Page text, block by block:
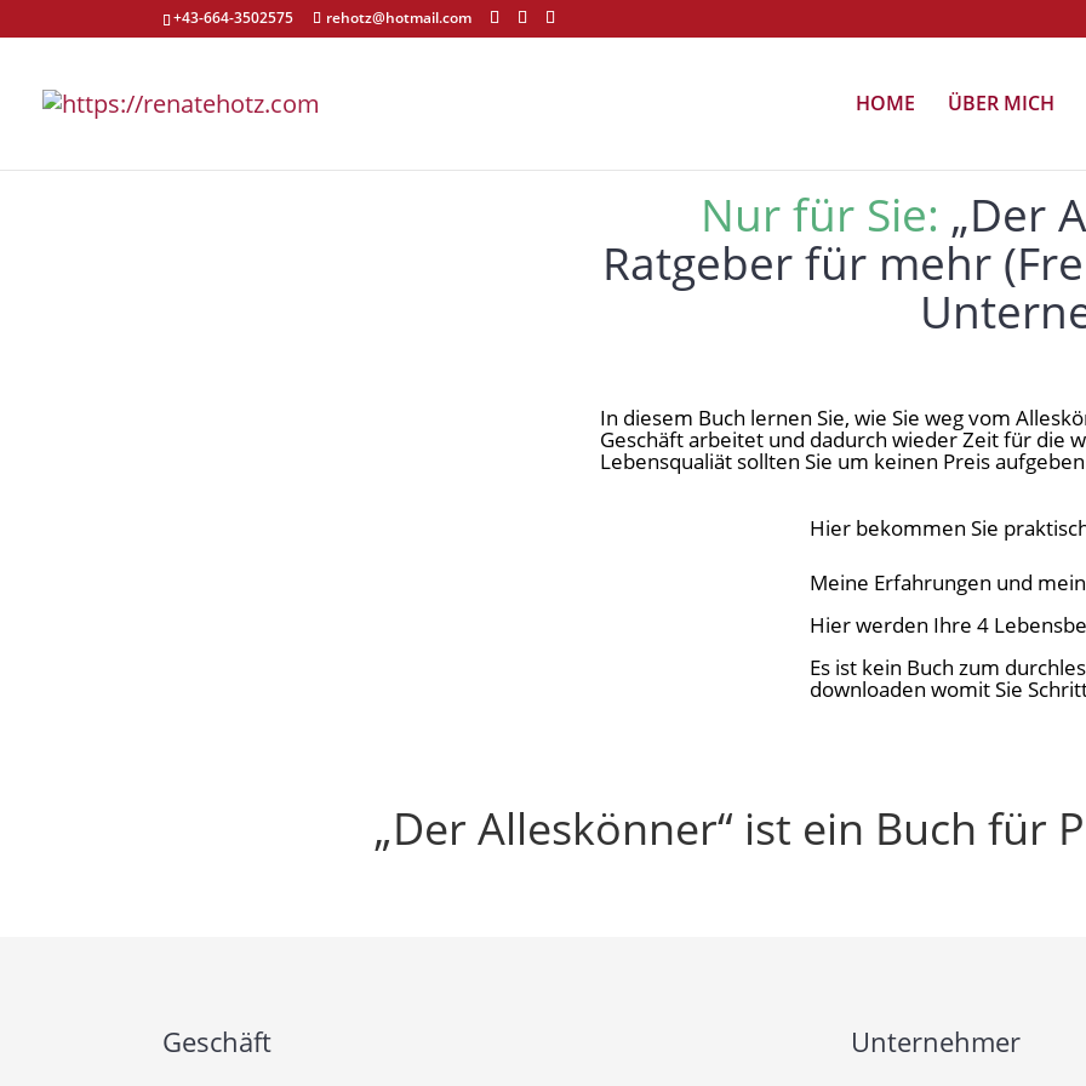
+43-664-3502575 rehotz@hotmail.com
HOME ÜBER MICH
Nur für Sie: „Der
Ratgeber für mehr
In diesem Buch lernen Sie, wie Sie weg vom
Geschäft arbeitet und dadurch wieder Zeit für die
Lebensqualiät sollten Sie um keinen Preis
Hier bekommen Sie
Meine Erfahrungen und
Hier werden Ihre 4
Es ist kein Buch zum
downloaden womit Sie
„Der Alleskönner“ ist ein Buch für
Geschäft Unternehmer